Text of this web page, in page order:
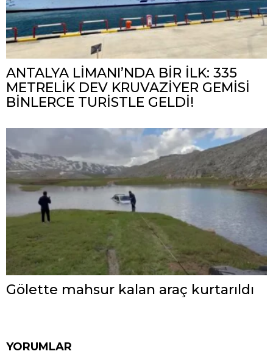
ANTALYA LİMANI’NDA BİR İLK: 335
METRELİK DEV KRUVAZİYER GEMİSİ
BİNLERCE TURİSTLE GELDİ!
Gölette mahsur kalan araç kurtarıldı
YORUMLAR